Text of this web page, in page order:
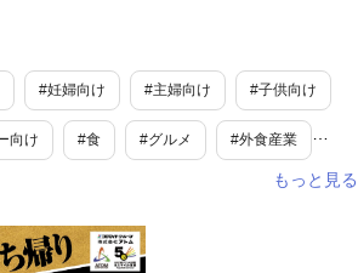
#妊婦向け #主婦向け #子供向け
向け #食 #グルメ #外食産業